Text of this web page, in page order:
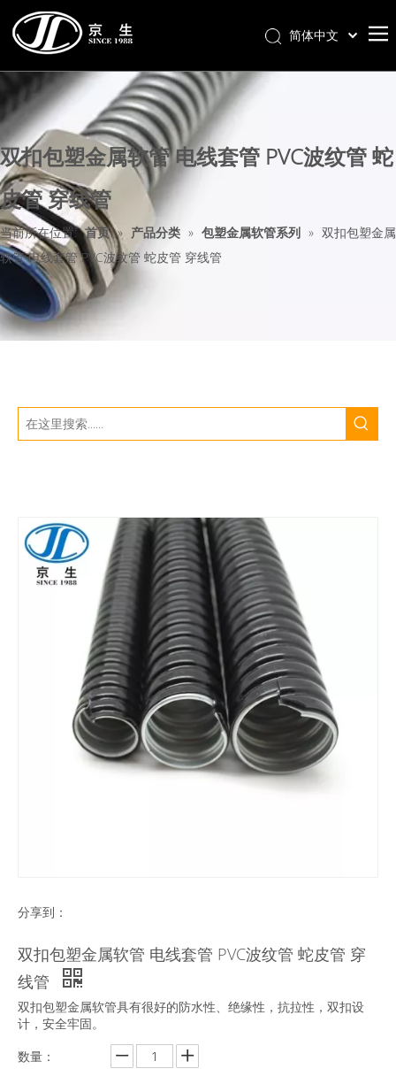
首页
关于我们
产品分类
新闻中心
联系我们
样册下载
简体中文
双扣包塑金属软管 电线套管 PVC波纹管 蛇
皮管 穿线管
当前所在位置: 首页 » 产品分类 » 包塑金属软管系列 » 双扣包塑金属
软管 电线套管 PVC波纹管 蛇皮管 穿线管
分享到：
双扣包塑金属软管 电线套管 PVC波纹管 蛇皮管 穿
线管
双扣包塑金属软管具有很好的防水性、绝缘性，抗拉性，双扣设
计，安全牢固。
数量：